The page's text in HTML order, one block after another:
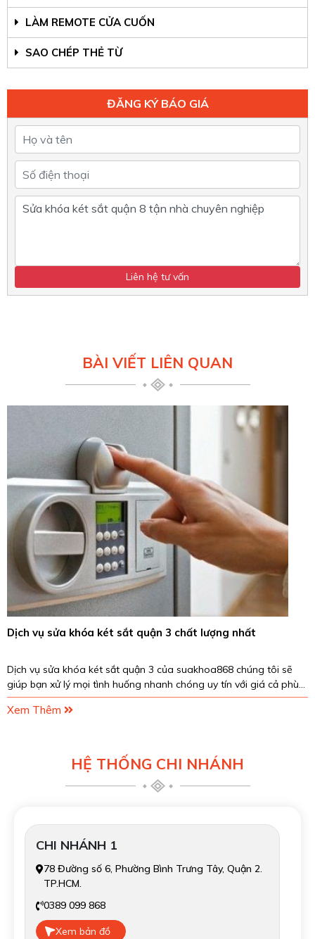
LÀM REMOTE CỬA CUỐN
SAO CHÉP THẺ TỪ
ĐĂNG KÝ BÁO GIÁ
BÀI VIẾT LIÊN QUAN
vụ sửa khóa két sắt quận 3 chất lượng nhất
vụ sửa khóa két sắt quận 3 của suakhoa868 chúng tôi sẽ
bạn xử lý mọi tình huống nhanh chóng uy tín với giá cả phù
Hãy liên hệ ngay đến Hotline...
Thêm
HỆ THỐNG CHI NHÁNH
CHI NHÁNH 1
78 Đường số 6, Phường Bình Trưng Tây, Quận 2.
TP.HCM.
0389 099 868
Xem bản đồ